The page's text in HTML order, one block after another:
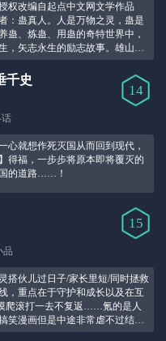
权改编自起点中文网文学作品
：蛊真人。人是万物之灵，蛊是
蛊、炼蛊、用蛊的奇特世界中，
，矢志永生的励志故事。雄山漫
从头越。险就一身乾坤精，我心
千史
14
心就想作死灭国从而回到现代，
得福，一步步将原本即将覆灭的
的道路……！
品
15
搭伙儿过日子/家长里短/同时拯救
，重点在于守护和成长以及在互
爬滚打一去不复返……氪的是人
笑漫画但是中途非常虐不过结局
】！